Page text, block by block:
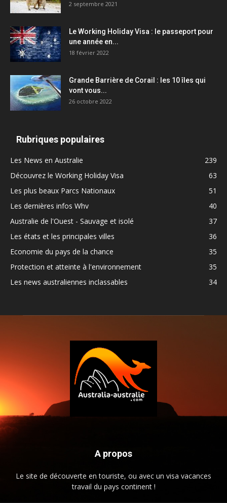
2 septembre 2021
Le Working Holiday Visa : le passeport pour
une année en...
18 février 2022
Grande Barrière de Corail : les 10 îles qui
vont vous...
26 octobre 2022
Rubriques populaires
Les News en Australie
239
Découvrez le Working Holiday Visa
63
Les plus beaux Parcs Nationaux
51
Les dernières infos Whv
40
Australie de l'Ouest - Sauvage et isolé
37
Les états et les principales villes
36
Economie du pays de la chance
35
Protection et atteinte à l'environnement
35
Les news australiennes inclassables
34
A propos
Le site de découverte en touriste, ou avec un visa vacances
travail du pays continent !